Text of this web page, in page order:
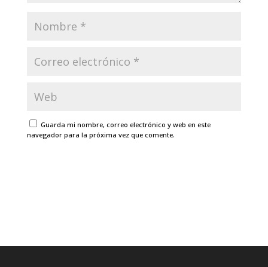
Guarda mi nombre, correo electrónico y web en este
navegador para la próxima vez que comente.